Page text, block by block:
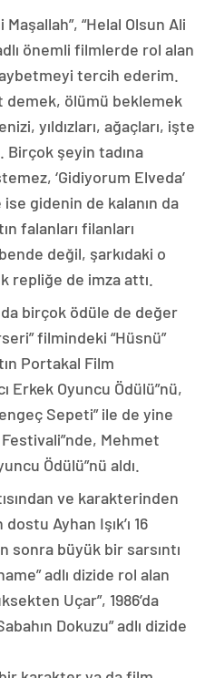
Maşallah”, “Helal Olsun Ali
önemli filmlerde rol alan
tercih ederim.
demek, ölümü beklemek
yıldızları, ağaçları, işte
Birçok şeyin tadına
‘Gidiyorum Elveda’
ise gidenin de kalanın da
falanları filanları
değil, şarkıdaki o
repliğe de imza attı.
birçok ödüle de değer
filmindeki “Hüsnü”
Portakal Film
Erkek Oyuncu Ödülü”nü,
Sepeti” ile de yine
Mehmet
Ödülü”nü aldı.
ve karakterinden
Ayhan Işık’ı 16
sonra büyük bir sarsıntı
adlı dizide rol alan
Uçar”, 1986’da
Dokuzu” adlı dizide